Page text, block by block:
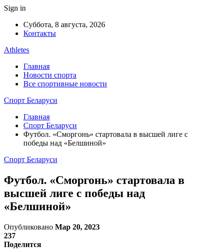
Sign in
Суббота, 8 августа, 2026
Контакты
Athletes
Главная
Новости спорта
Все спортивные новости
Спорт Беларуси
Главная
Спорт Беларуси
Футбол. «Сморгонь» стартовала в высшей лиге с
победы над «Белшиной»
Спорт Беларуси
Футбол. «Сморгонь» стартовала в
высшей лиге с победы над
«Белшиной»
Опубликовано Мар 20, 2023
237
Поделится